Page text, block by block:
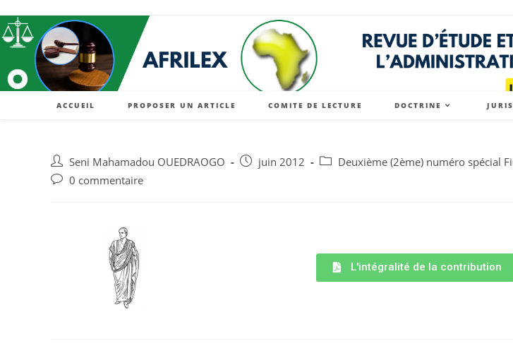
ACCUEIL PROPOSER UN ARTICLE COMITE DE LECTURE DOCTRINE
Seni Mahamadou OUEDRAOGO juin 2012
Deuxième (2ème) numéro spécial
0 commentaire
L'intégralité de la contribution